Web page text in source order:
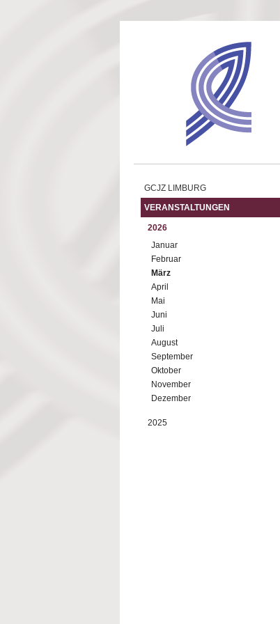
GCJZ LIMBURG
VERANSTALTUNGEN
2026
Januar
Februar
März
April
Mai
Juni
Juli
August
September
Oktober
November
Dezember
2025